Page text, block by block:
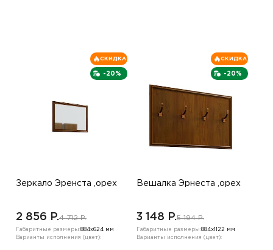
-20%
СКИДКА
Зеркало Эренста ,орех
2 856 P.4 712 P.
Габаритные размеры:884х624 мм
Варианты исполнения (цвет):
-20%
СКИДКА
Вешалка Эрнеста ,орех
3 148 P.5 194 P.
Габаритные размеры:884х1122 мм
Варианты исполнения (цвет):